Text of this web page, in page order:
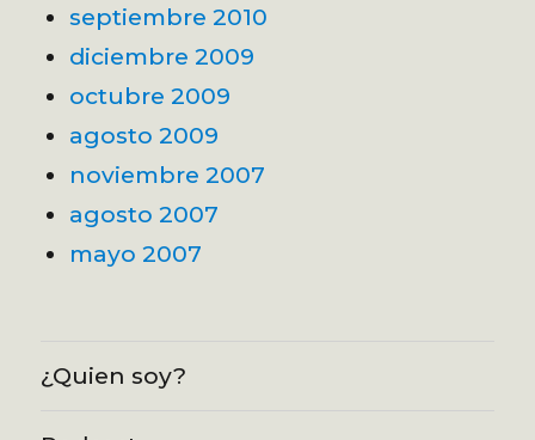
septiembre 2010
diciembre 2009
octubre 2009
agosto 2009
noviembre 2007
agosto 2007
mayo 2007
¿Quien soy?